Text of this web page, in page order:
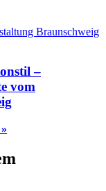
–
vom